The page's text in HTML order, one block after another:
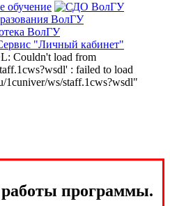
обучение
ВолГУ
ВолГУ
"Личный кабинет"
Couldn't load from
: failed to load
1cuniver/ws/staff.1cws?wsdl"
программы.